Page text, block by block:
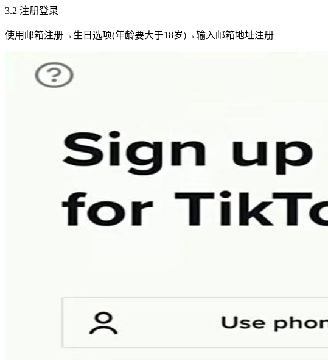
3.2 注册登录
使用邮箱注册→生日选项(年龄要大于18岁)→输入邮箱地址注册